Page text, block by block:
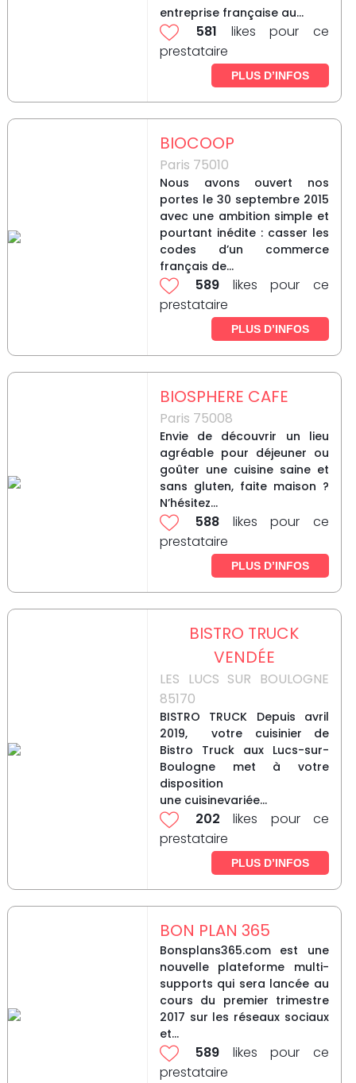
entreprise française au...
581 likes pour ce
prestataire
PLUS D’INFOS
BIOCOOP
Paris 75010
Nous avons ouvert nos
portes le 30 septembre 2015
avec une ambition simple et
pourtant inédite : casser les
codes d’un commerce
français de...
589 likes pour ce
prestataire
PLUS D’INFOS
BIOSPHERE CAFE
Paris 75008
Envie de découvrir un lieu
agréable pour déjeuner ou
goûter une cuisine saine et
sans gluten, faite maison ?
N’hésitez...
588 likes pour ce
prestataire
PLUS D’INFOS
BISTRO TRUCK
VENDÉE
LES LUCS SUR BOULOGNE
85170
BISTRO TRUCK Depuis avril
2019, votre cuisinier de
Bistro Truck aux Lucs-sur-
Boulogne met à votre
disposition
une cuisinevariée...
202 likes pour ce
prestataire
PLUS D’INFOS
BON PLAN 365
Bonsplans365.com est une
nouvelle plateforme multi-
supports qui sera lancée au
cours du premier trimestre
2017 sur les réseaux sociaux
et...
589 likes pour ce
prestataire